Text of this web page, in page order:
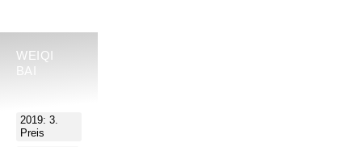
WEIQI
BAI
2019: 3.
Preis